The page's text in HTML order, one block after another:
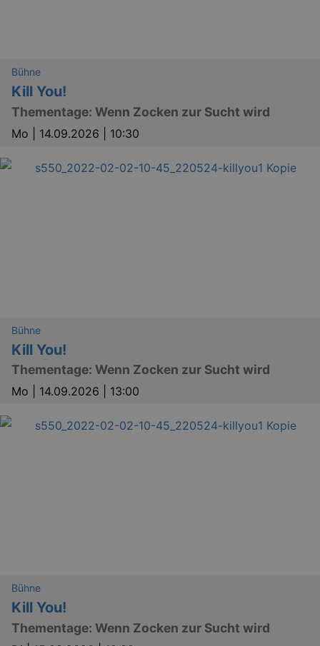
Bühne
Kill You!
Thementage: Wenn Zocken zur Sucht wird
Mo | 14.09.2026 | 10:30
Bühne
Kill You!
Thementage: Wenn Zocken zur Sucht wird
Mo | 14.09.2026 | 13:00
Bühne
Kill You!
Thementage: Wenn Zocken zur Sucht wird